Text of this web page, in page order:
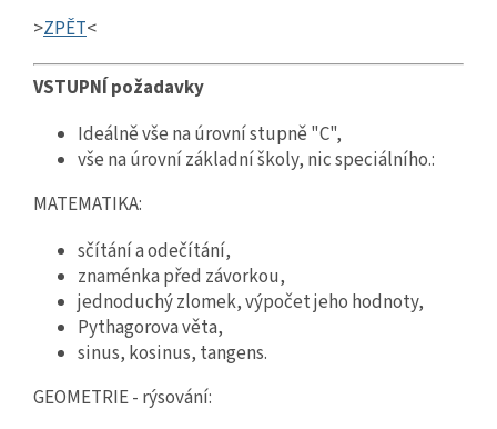
>ZPĚT<
VSTUPNÍ požadavky
Ideálně vše na úrovní stupně "C",
vše na úrovní základní školy, nic speciálního.:
MATEMATIKA:
sčítání a odečítání,
znaménka před závorkou,
jednoduchý zlomek, výpočet jeho hodnoty,
Pythagorova věta,
sinus, kosinus, tangens.
GEOMETRIE - rýsování: